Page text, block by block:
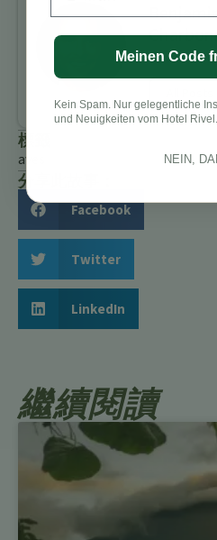
CFA
標籤
aves
分享此故事：
Facebook
Twitter
LinkedIn
繼續閱讀
Meinen Code
Kein Spam. Nur gelegentliche
und Neuigkeiten vom Hotel Rivel.
NEIN,